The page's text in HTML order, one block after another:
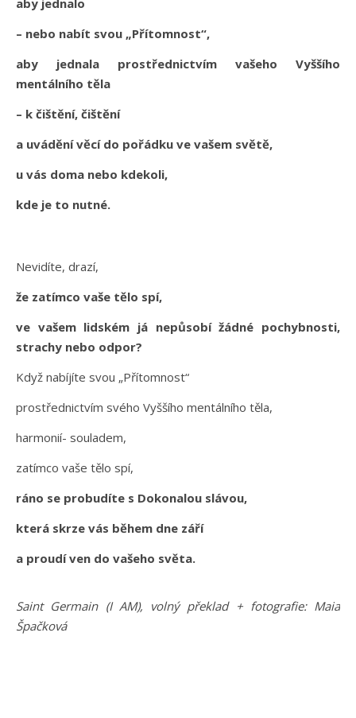
– nebo nabít svou „Přítomnost“,
aby jednala prostřednictvím vašeho Vyššího
mentálního těla
– k čištění, čištění
a uvádění věcí do pořádku ve vašem světě,
u vás doma nebo kdekoli,
kde je to nutné.
Nevidíte, drazí,
že zatímco vaše tělo spí,
ve vašem lidském já nepůsobí žádné pochybnosti,
strachy nebo odpor?
Když nabíjíte svou „Přítomnost“
prostřednictvím svého Vyššího mentálního těla,
harmonií- souladem,
zatímco vaše tělo spí,
ráno se probudíte s Dokonalou slávou,
která skrze vás během dne září
a proudí ven do vašeho světa.
Saint Germain (I AM), volný překlad + fotografie: Maia
Špačková